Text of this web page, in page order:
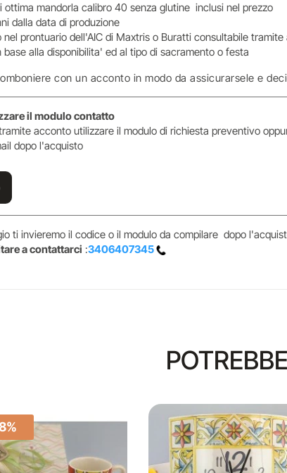
mandorla calibro 40 senza glutine inclusi nel prezzo
dalla data di produzione
prontuario dell'AIC di Maxtris o Buratti consultabile tramite
base alla disponibilita' ed al tipo di sacramento o festa
con un acconto in modo da assicurarsele e
il modulo contatto
acconto utilizzare il modulo di richiesta preventivo
dopo l'acquisto
ti invieremo il codice o il modulo da compilare dopo
a contattarci :3406407345